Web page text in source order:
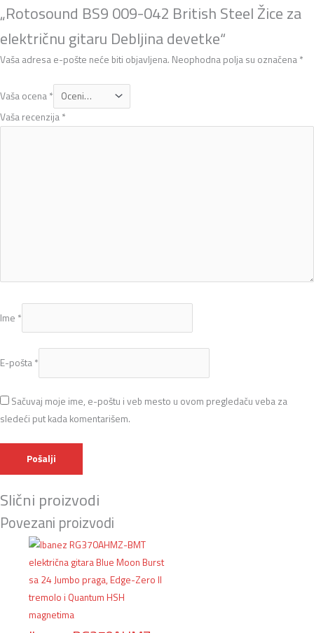
„Rotosound BS9 009-042 British Steel Žice za
električnu gitaru Debljina devetke“
Vaša adresa e-pošte neće biti objavljena. Neophodna polja su označena *
Vaša ocena *
Vaša recenzija *
Ime *
E-pošta *
Sačuvaj moje ime, e-poštu i veb mesto u ovom pregledaču veba za
sledeći put kada komentarišem.
Slični proizvodi
Povezani proizvodi